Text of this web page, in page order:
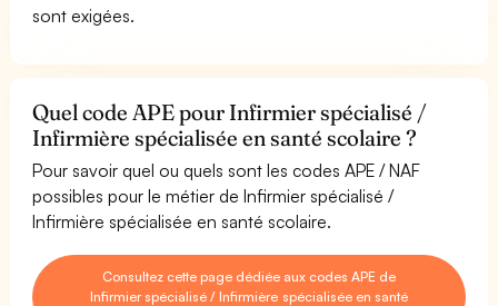
sont exigées.
Quel code APE pour Infirmier spécialisé /
Infirmière spécialisée en santé scolaire ?
Pour savoir quel ou quels sont les codes APE / NAF
possibles pour le métier de Infirmier spécialisé /
Infirmière spécialisée en santé scolaire.
Consultez cette page dédiée aux codes APE de
Infirmier spécialisé / Infirmière spécialisée en santé